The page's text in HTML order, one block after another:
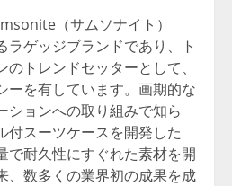
（サムソナイト）
ラゲッジブランドであり、ト
トレンドセッターとして、
ーを有しています。画期的な
ションへの取り組みで知ら
付スーツケースを開発した
で耐久性にすぐれた素材を開
、数多くの業界初の成果を成